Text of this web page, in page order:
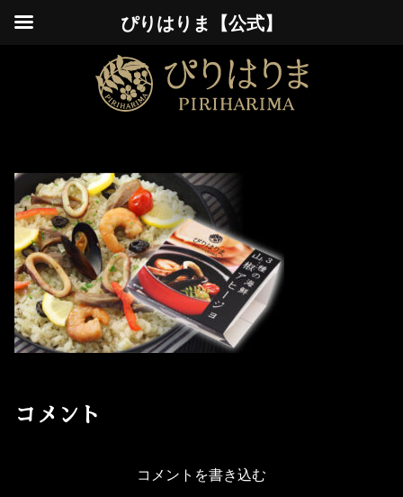
コメント
コメントを書き込む
ぴりはりま【公式】